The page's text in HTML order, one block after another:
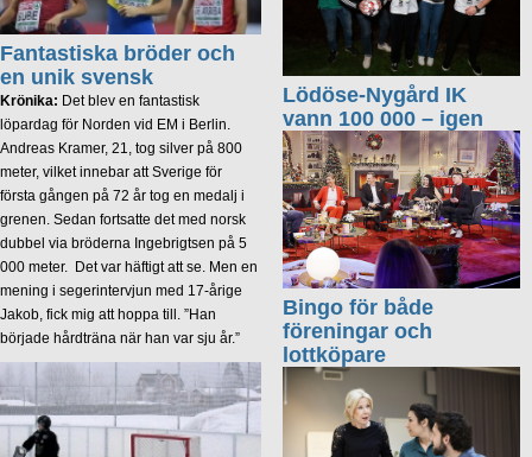
Lödöse-Nygård IK
vann 100 000 – igen
Bingo för både
föreningar och
lottköpare
Fantastiska bröder och
en unik svensk
Krönika: Det blev en fantastisk
löpardag för Norden vid EM i Berlin.
Andreas Kramer, 21, tog silver på 800
meter, vilket innebar att Sverige för
första gången på 72 år tog en medalj i
grenen. Sedan fortsatte det med norsk
dubbel via bröderna Ingebrigtsen på 5
000 meter. Det var häftigt att se. Men en
mening i segerintervjun med 17-årige
Jakob, fick mig att hoppa till. ”Han
började hårdträna när han var sju år.”